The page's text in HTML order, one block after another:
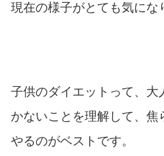
現在の様子がとても気にな
子供のダイエットって、大
かないことを理解して、焦
やるのがベストです。